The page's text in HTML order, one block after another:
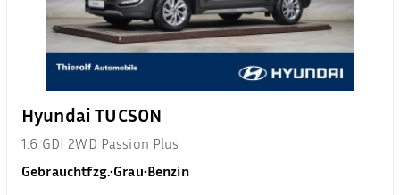
Hyundai TUCSON
1.6 GDI 2WD Passion Plus
Gebrauchtfzg.•Grau•Benzin